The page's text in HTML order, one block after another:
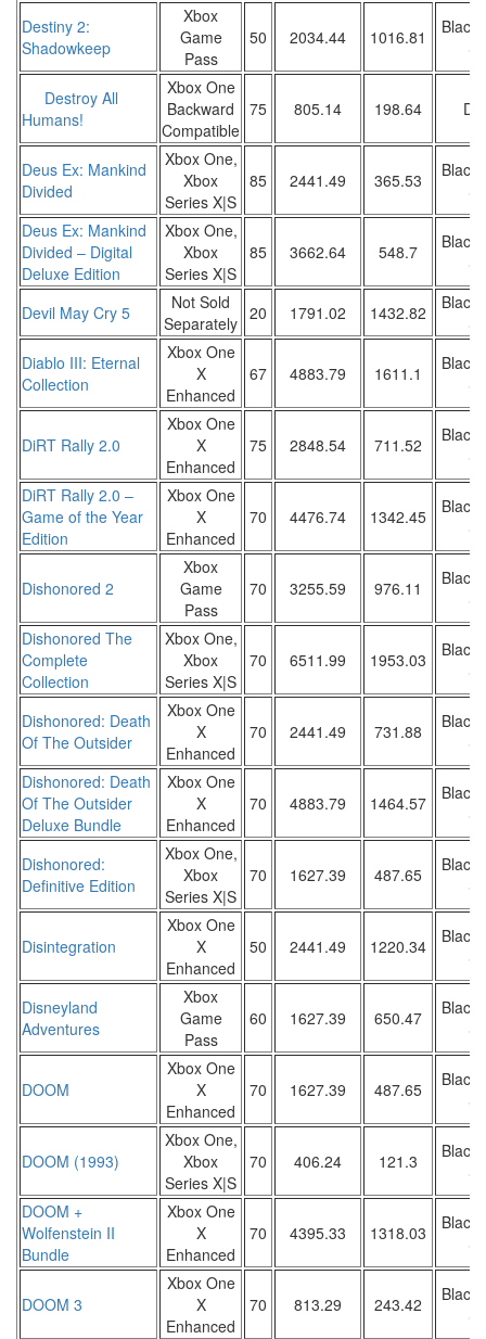
Destiny 2:
Shadowkeep
Xbox
Game
Pass
50 2034.44 1016.81
Black
Destroy All
Humans!
Xbox One
Backward
Compatible
75 805.14 198.64
Deus Ex: Mankind
Divided
Xbox One,
Xbox
Series X|S
85 2441.49 365.53
Black
Deus Ex: Mankind
Divided – Digital
Deluxe Edition
Xbox One,
Xbox
Series X|S
85 3662.64 548.7
Black
Devil May Cry 5
Not Sold
Separately 20 1791.02 1432.82
Black
Diablo III: Eternal
Collection
Xbox One
X
Enhanced
67 4883.79 1611.1
Black
DiRT Rally 2.0
Xbox One
X
Enhanced
75 2848.54 711.52
Black
DiRT Rally 2.0 –
Game of the Year
Edition
Xbox One
X
Enhanced
70 4476.74 1342.45
Black
Dishonored 2
Xbox
Game
Pass
70 3255.59 976.11
Black
Dishonored The
Complete
Collection
Xbox One,
Xbox
Series X|S
70 6511.99 1953.03
Black
Dishonored: Death
Of The Outsider
Xbox One
X
Enhanced
70 2441.49 731.88
Black
Dishonored: Death
Of The Outsider
Deluxe Bundle
Xbox One
X
Enhanced
70 4883.79 1464.57
Black
Dishonored:
Definitive Edition
Xbox One,
Xbox
Series X|S
70 1627.39 487.65
Black
Disintegration
Xbox One
X
Enhanced
50 2441.49 1220.34
Black
Disneyland
Adventures
Xbox
Game
Pass
60 1627.39 650.47
Black
DOOM
Xbox One
X
Enhanced
70 1627.39 487.65
Black
DOOM (1993)
Xbox One,
Xbox
Series X|S
70 406.24 121.3
Black
DOOM +
Wolfenstein II
Bundle
Xbox One
X
Enhanced
70 4395.33 1318.03
Black
DOOM 3
Xbox One
X
Enhanced
70 813.29 243.42
Black